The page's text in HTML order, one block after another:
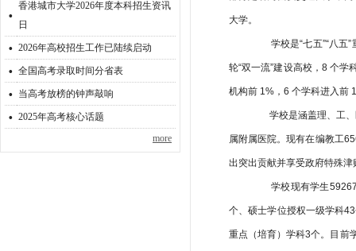
· 香港城市大学2026年度本科招生资讯
日
· 2026年高校招生工作已陆续启动
· 全国高考录取时间分省表
· 当高考放榜的钟声敲响
· 2025年高考核心话题
more
大学。
学校是“七五”“八五”
轮“双一流”建设高校，8 个学
机构前 1%，6 个学科进入前
学校是涵盖理、工、
属附属医院。现有在编教工
出突出贡献并享受政府特殊
学校现有学生59267
个、硕士学位授权一级学科
重点（培育）学科3个。目前